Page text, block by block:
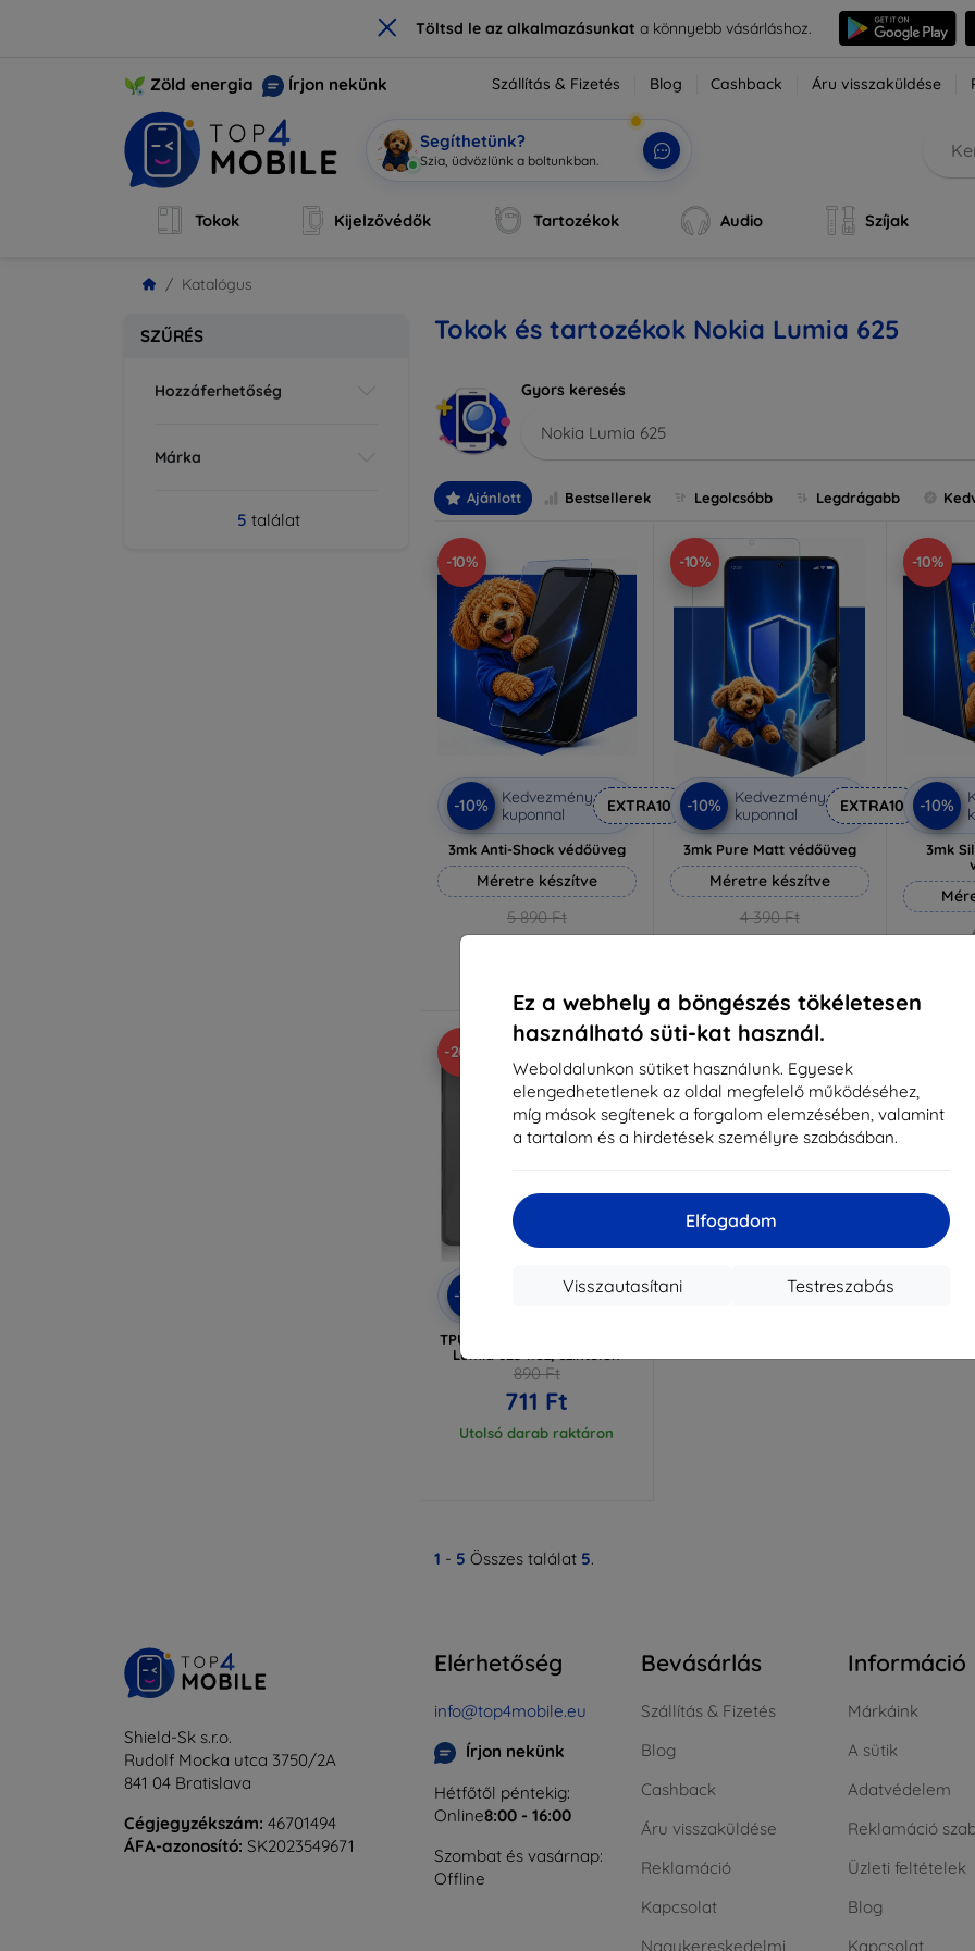
× Töltsd le az alkalmazásunkata könnyebb vásárláshoz.
Ez a webhely a böngészés tökéletesen
használható süti-kat használ.
Weboldalunkon sütiket használunk. Egyesek
elengedhetetlenek az oldal megfelelő működéséhez,
míg mások segítenek a forgalom elemzésében, valamint
a tartalom és a hirdetések személyre szabásában.
Elfogadom
Testreszabás
Visszautasítani
Zöld energia Írjon nekünk Szállítás & Fizetés Blog Cashback Áru visszaküldése
Segíthetünk?
M|
Tokok Kijelzővédők Tartozékok Audio Szíjak
Katalógus
SZŰRÉS
Hozzáferhetőség
Márka
5 találat
Tokok és tartozékok Nokia Lumia 625
Gyors keresés
Nokia Lumia 625
Ajánlott Bestsellerek Legolcsóbb Legdrágabb
-10%
-10%
Kedvezmény
kuponnal
EXTRA10
3mk Anti-Shock védőüveg
Méretre készítve
5 890 Ft
5 301 Ft
-10%
-10%
Kedvezmény
kuponnal
EXTRA10
3mk Pure Matt védőüveg
Méretre készítve
4 390 Ft
3 951 Ft
-10%
-10%
3mk
-20%
-10%
Kedvezmény
EXTRA10
TPU tok CELLY Gelskin Nokia
Lumia 625-hoz, színtelen
890 Ft
711 Ft
Utolsó darab raktáron
1 - 5 Összes találat 5.
Shield-Sk s.r.o.
Rudolf Mocka utca 3750/2A
841 04 Bratislava
Cégjegyzékszám: 46701494
ÁFA-azonosító: SK2023549671
Elérhetőség
info@top4mobile.eu
Írjon nekünk
Hétfőtől péntekig:
Online8:00 - 16:00
Szombat és vasárnap:
Offline
Bevásárlás
Szállítás & Fizetés
Blog
Cashback
Áru visszaküldése
Reklamáció
Kapcsolat
Nagykereskedelmi
Információ
Márkáink
A sütik
Adatvédelem
Reklamáció
Üzleti feltételek
Blog
Kapcsolat